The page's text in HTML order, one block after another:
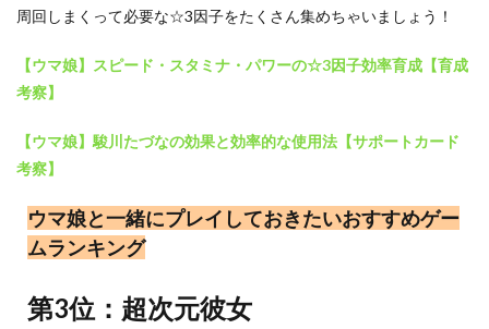
周回しまくって必要な☆3因子をたくさん集めちゃいましょう！
【ウマ娘】スピード・スタミナ・パワーの☆3因子効率育成【育成
考察】
【ウマ娘】駿川たづなの効果と効率的な使用法【サポートカード
考察】
ウマ娘と一緒にプレイしておきたいおすすめゲー
ムランキング
第3位：超次元彼女